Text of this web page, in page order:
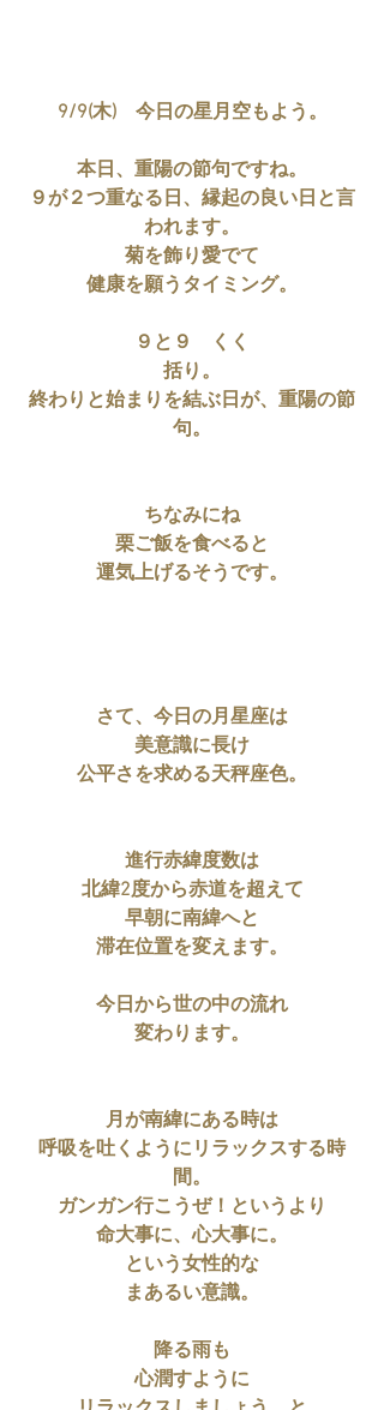
9/9(木)　今日の星月空もよう。
本日、重陽の節句ですね。
９が２つ重なる日、縁起の良い日と言
われます。
菊を飾り愛でて
健康を願うタイミング。
９と９　くく
括り。
終わりと始まりを結ぶ日が、重陽の節
句。
ちなみにね
栗ご飯を食べると
運気上げるそうです。
さて、今日の月星座は
美意識に長け
公平さを求める天秤座色。
進行赤緯度数は
北緯2度から赤道を超えて
早朝に南緯へと
滞在位置を変えます。
今日から世の中の流れ
変わります。
月が南緯にある時は
呼吸を吐くようにリラックスする時
間。
ガンガン行こうぜ！というより
命大事に、心大事に。
という女性的な
まあるい意識。
降る雨も
心潤すように